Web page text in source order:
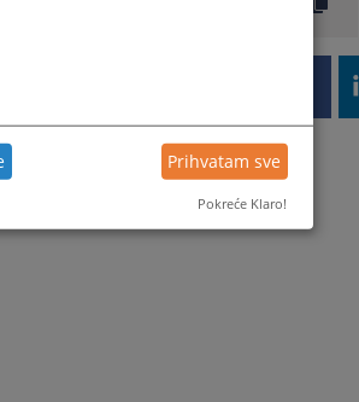
Prihvatam sve
Pokreće Klaro!